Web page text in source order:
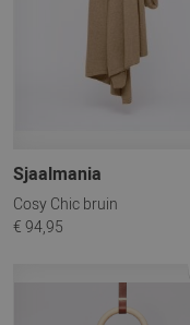
Sjaalmania
Cosy Chic bruin
€ 94,95